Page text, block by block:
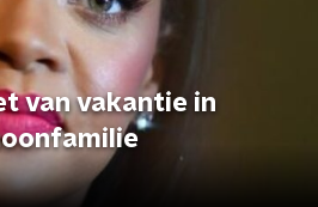
van vakantie in